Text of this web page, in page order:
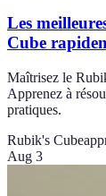
Les
Cube
Maîtrisez le
Apprenez à
pratiques.
Rubik's Cube
Aug 3